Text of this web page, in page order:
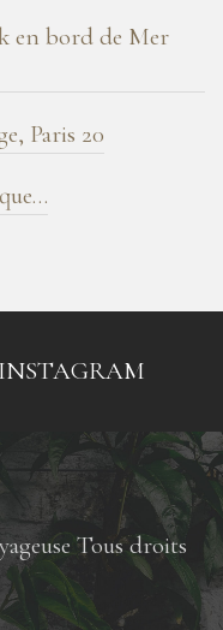
en bord de Mer
Paris 20
INSTAGRAM
Tous droits